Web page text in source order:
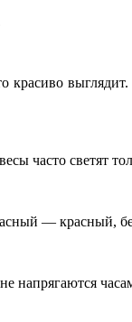
часто светят
— красный,
напрягаются